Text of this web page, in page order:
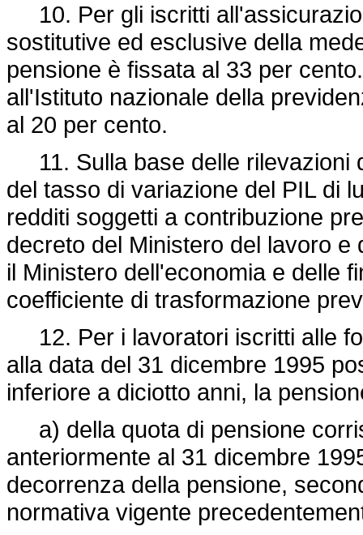
10. Per gli iscritti
sostitutive ed esclusive della
pensione è fissata al 33 per
all'Istituto nazionale della
al 20 per cento.
11. Sulla base delle rilevazioni
del tasso di variazione del PIL di
redditi soggetti a contribuzione
decreto del Ministero del lavoro
il Ministero dell'economia e delle
coefficiente di trasformazione
12. Per i lavoratori iscritti alle
alla data del 31 dicembre 1995
inferiore a diciotto anni, la
a) della quota di pensione
anteriormente al 31 dicembre
decorrenza della pensione,
normativa vigente